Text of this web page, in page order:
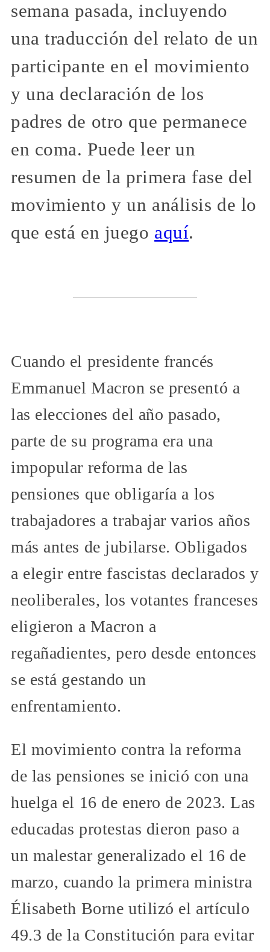
semana pasada, incluyendo
una traducción del relato de un
participante en el movimiento
y una declaración de los
padres de otro que permanece
en coma. Puede leer un
resumen de la primera fase del
movimiento y un análisis de lo
que está en juego aquí.
Cuando el presidente francés
Emmanuel Macron se presentó a
las elecciones del año pasado,
parte de su programa era una
impopular reforma de las
pensiones que obligaría a los
trabajadores a trabajar varios años
más antes de jubilarse. Obligados
a elegir entre fascistas declarados y
neoliberales, los votantes franceses
eligieron a Macron a
regañadientes, pero desde entonces
se está gestando un
enfrentamiento.
El movimiento contra la reforma
de las pensiones se inició con una
huelga el 16 de enero de 2023. Las
educadas protestas dieron paso a
un malestar generalizado el 16 de
marzo, cuando la primera ministra
Élisabeth Borne utilizó el artículo
49.3 de la Constitución para evitar